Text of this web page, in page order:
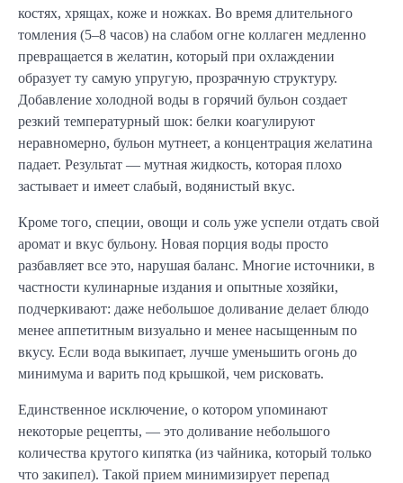
костях, хрящах, коже и ножках. Во время длительного
томления (5–8 часов) на слабом огне коллаген медленно
превращается в желатин, который при охлаждении
образует ту самую упругую, прозрачную структуру.
Добавление холодной воды в горячий бульон создает
резкий температурный шок: белки коагулируют
неравномерно, бульон мутнеет, а концентрация желатина
падает. Результат — мутная жидкость, которая плохо
застывает и имеет слабый, водянистый вкус.
Кроме того, специи, овощи и соль уже успели отдать свой
аромат и вкус бульону. Новая порция воды просто
разбавляет все это, нарушая баланс. Многие источники, в
частности кулинарные издания и опытные хозяйки,
подчеркивают: даже небольшое доливание делает блюдо
менее аппетитным визуально и менее насыщенным по
вкусу. Если вода выкипает, лучше уменьшить огонь до
минимума и варить под крышкой, чем рисковать.
Единственное исключение, о котором упоминают
некоторые рецепты, — это доливание небольшого
количества крутого кипятка (из чайника, который только
что закипел). Такой прием минимизирует перепад